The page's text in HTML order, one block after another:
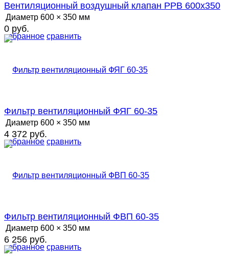
избранное сравнить
Вентиляционный воздушный клапан РРВ 600х350
Диаметр 600 × 350 мм
0 руб.
избранное сравнить
Фильтр вентиляционный ФЯГ 60-35
Диаметр 600 × 350 мм
4 372 руб.
избранное сравнить
Фильтр вентиляционный ФВП 60-35
Диаметр 600 × 350 мм
6 256 руб.